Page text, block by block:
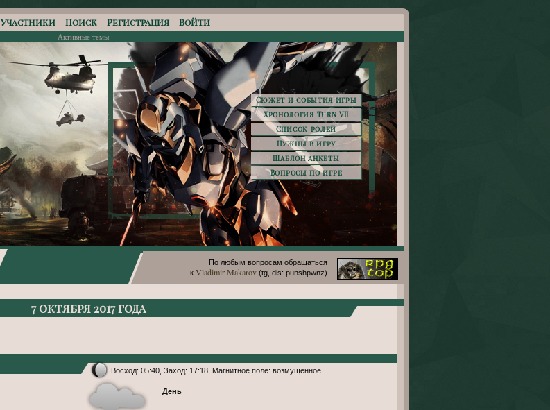
Сюжет и события игры
Хронология Turn VII
Список ролей
Нужны в игру
Шаблон анкеты
Вопросы по игре
По любым вопросам обращаться
к Vladimir Makarov (tg, dis: punshpwnz)
Участники Поиск Регистрация Войти
Активные темы
7 октября 2017 года
Восход: 05:40, Заход: 17:18, Магнитное поле: возмущенное
День